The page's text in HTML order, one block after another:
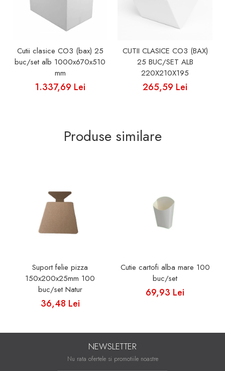
Cutii clasice CO3 (bax) 25
buc/set alb 1000x670x510
mm
1.337,69 Lei
CUTII CLASICE CO3 (BAX)
25 BUC/SET ALB
220X210X195
265,59 Lei
Produse similare
Suport felie pizza
150x200x25mm 100
buc/set Natur
36,48 Lei
Cutie cartofi alba mare 100
buc/set
69,93 Lei
NEWSLETTER
Nu rata ofertele si promotiile noastre